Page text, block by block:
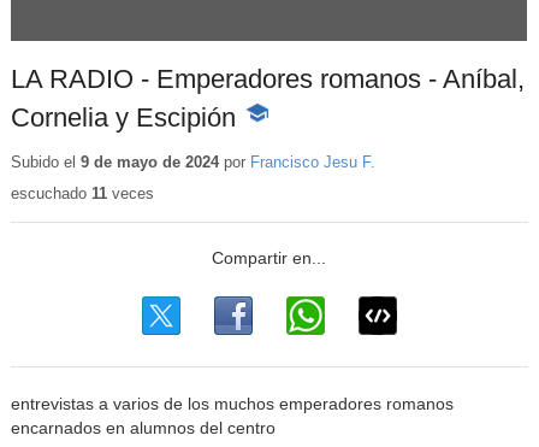
LA RADIO - Emperadores romanos - Aníbal,
Cornelia y Escipión
-
educativo
Subido el 9 de mayo de 2024por Francisco Jesu F.
escuchado 11veces
entrevistas a varios de los muchos emperadores romanos
encarnados en alumnos del centro